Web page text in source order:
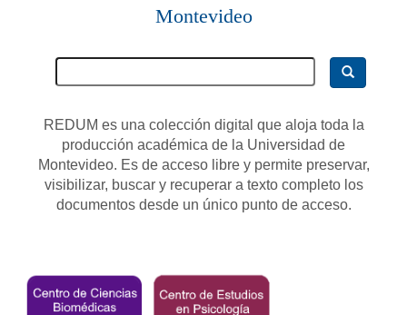
Montevideo
REDUM es una colección digital que aloja toda la
producción académica de la Universidad de
Montevideo. Es de acceso libre y permite preservar,
visibilizar, buscar y recuperar a texto completo los
documentos desde un único punto de acceso.